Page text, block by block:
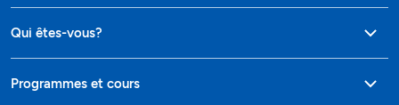
Qui êtes-vous?
Programmes et cours